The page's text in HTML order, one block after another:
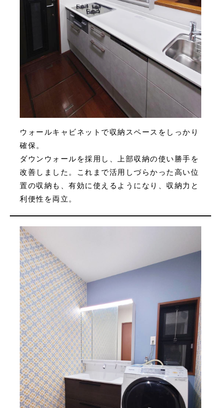
ウォールキャビネットで収納スペースをしっかり
確保。
ダウンウォールを採用し、上部収納の使い勝手を
改善しました。これまで活用しづらかった高い位
置の収納も、有効に使えるようになり、収納力と
利便性を両立。